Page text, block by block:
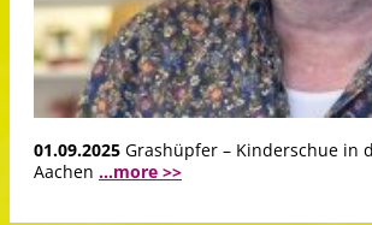
01.09.2025 Grashüpfer – Kinderschue in
Aachen ...more >>